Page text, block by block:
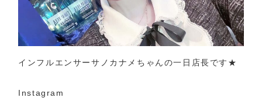
インフルエンサーサノカナメちゃんの一日店長です★
Instagram